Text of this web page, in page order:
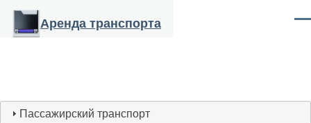
Перейти к основному содержанию
Аренда транспорта
Пассажирский транспорт